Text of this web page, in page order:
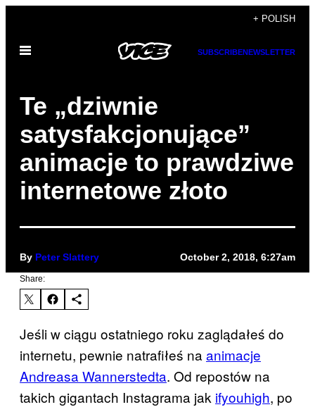
content
+ POLISH
Open
SUBSCRIBENEWSLETTER
Te „dziwnie
satysfakcjonujące”
animacje to prawdziwe
internetowe złoto
By Peter Slattery October 2, 2018, 6:27am
Share:
Jeśli w ciągu ostatniego roku zaglądałeś do
internetu, pewnie natrafiłeś na animacje
Andreasa Wannerstedta. Od repostów na
takich gigantach Instagrama jak ifyouhigh, po